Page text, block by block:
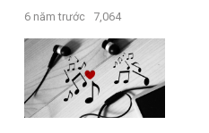
6 năm trước 7,064